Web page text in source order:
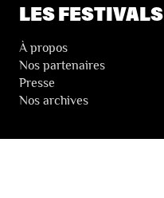
LES FESTIVALS
À propos
Nos partenaires
Presse
Nos archives